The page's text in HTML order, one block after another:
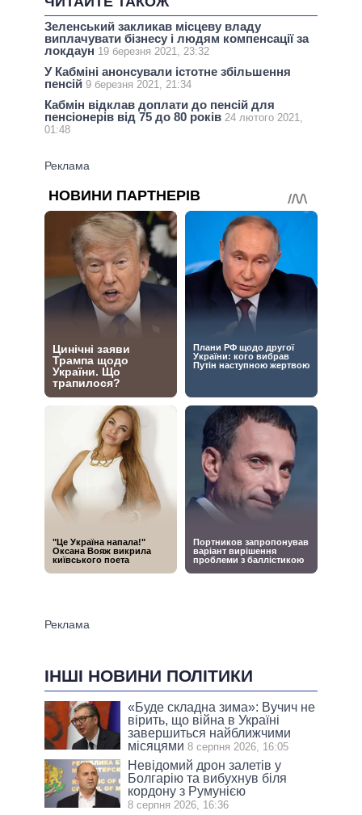
Зеленський закликав місцеву владу
виплачувати бізнесу і людям компенсації за
локдаун 19 березня 2021, 23:32
У Кабміні анонсували істотне збільшення
пенсій 9 березня 2021, 21:34
Кабмін відклав доплати до пенсій для
пенсіонерів від 75 до 80 років 24 лютого 2021,
01:48
ІНШІ НОВИНИ ПОЛІТИКИ
«Буде складна зима»: Вучич не
вірить, що війна в Україні
завершиться найближчими
місяцями 8 серпня 2026, 16:05
Невідомий дрон залетів у
Болгарію та вибухнув біля
кордону з Румунією
8 серпня 2026, 16:36